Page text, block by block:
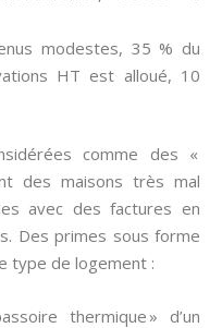
modestes, 35 % du
HT est alloué, 10
comme des «
des maisons très mal
avec des factures en
Des primes sous forme
type de logement :
thermique » d’un